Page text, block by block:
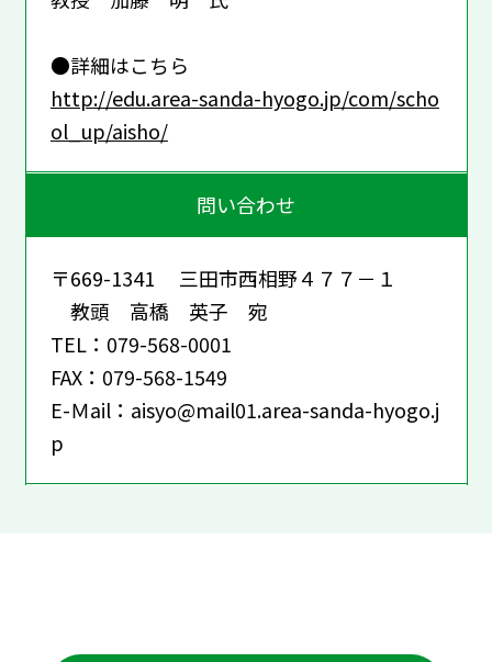
●詳細はこちら
http://edu.area-sanda-hyogo.jp/com/scho
ol_up/aisho/
問い合わせ
〒669-1341 三田市西相野４７７－１
教頭 高橋 英子 宛
TEL：079-568-0001
FAX：079-568-1549
E-Ｍail：aisyo@mail01.area-sanda-hyogo.j
p